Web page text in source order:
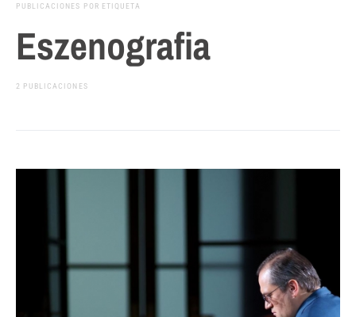
PUBLICACIONES POR ETIQUETA
Eszenografia
2 PUBLICACIONES